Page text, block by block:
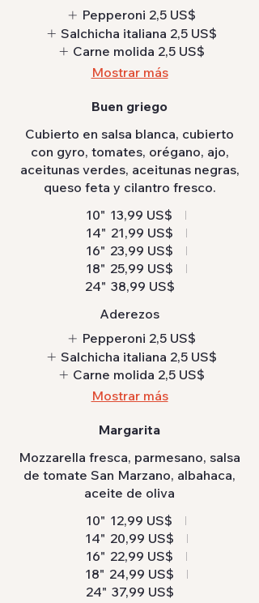
Pepperoni 2,5 US$
Salchicha italiana 2,5 US$
Carne molida 2,5 US$
Mostrar más
Buen griego
Cubierto en salsa blanca, cubierto
con gyro, tomates, orégano, ajo,
aceitunas verdes, aceitunas negras,
queso feta y cilantro fresco.
10" 13,99 US$
14" 21,99 US$
16" 23,99 US$
18" 25,99 US$
24" 38,99 US$
Aderezos
Pepperoni 2,5 US$
Salchicha italiana 2,5 US$
Carne molida 2,5 US$
Mostrar más
Margarita
Mozzarella fresca, parmesano, salsa
de tomate San Marzano, albahaca,
aceite de oliva
10" 12,99 US$
14" 20,99 US$
16" 22,99 US$
18" 24,99 US$
24" 37,99 US$